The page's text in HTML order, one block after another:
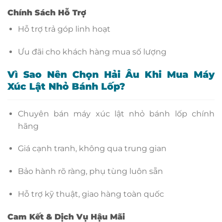
Chính Sách Hỗ Trợ
Hỗ trợ trả góp linh hoạt
Ưu đãi cho khách hàng mua số lượng
Vì Sao Nên Chọn Hải Âu Khi Mua Máy
Xúc Lật Nhỏ Bánh Lốp?
Chuyên bán máy xúc lật nhỏ bánh lốp chính
hãng
Giá cạnh tranh, không qua trung gian
Bảo hành rõ ràng, phụ tùng luôn sẵn
Hỗ trợ kỹ thuật, giao hàng toàn quốc
Cam Kết & Dịch Vụ Hậu Mãi